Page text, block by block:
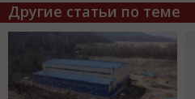
Другие статьи по теме